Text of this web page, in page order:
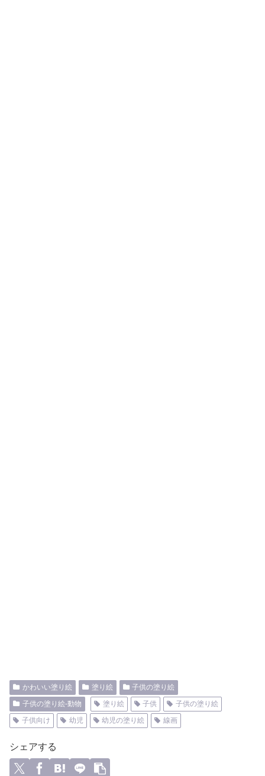
かわいい塗り絵 塗り絵
子供の塗り絵
子供の塗り絵-動物
塗り絵 子供
子供の塗り絵
子供向け
幼児 幼児の塗り絵 線画
シェアする